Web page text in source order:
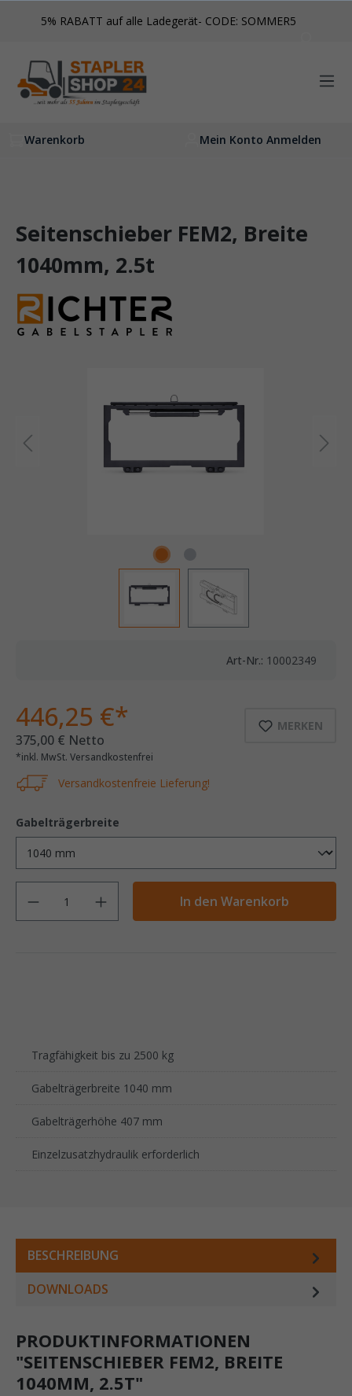
springen
5% RABATT auf alle Ladegerät- CODE: SOMMER5
Mein Konto Anmelden
Warenkorb
Seitenschieber FEM2, Breite
1040mm, 2.5t
Art-Nr.: 10002349
MERKEN
446,25 €*
375,00 € Netto
*inkl. MwSt. Versandkostenfrei
Versandkostenfreie Lieferung!
Gabelträgerbreite
In den Warenkorb
Tragfähigkeit bis zu 2500 kg
Gabelträgerbreite 1040 mm
Gabelträgerhöhe 407 mm
Einzelzusatzhydraulik erforderlich
BESCHREIBUNG
DOWNLOADS
PRODUKTINFORMATIONEN
"SEITENSCHIEBER FEM2, BREITE
1040MM, 2.5T"